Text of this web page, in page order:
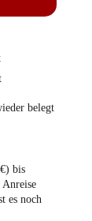
belegt
bis
es noch